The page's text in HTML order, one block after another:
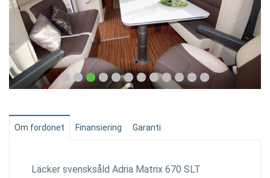
Om fordonet Finansiering Garanti
Läcker svensksåld Adria Matrix 670 SLT